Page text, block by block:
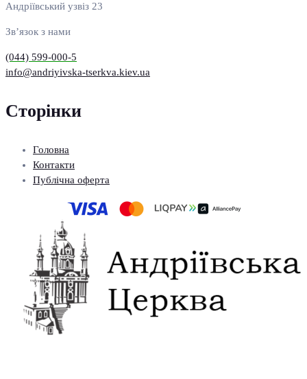
Андріївський узвіз 23
Зв’язок з нами
(044) 599-000-5
info@andriyivska-tserkva.kiev.ua
Сторінки
Головна
Контакти
Публічна оферта